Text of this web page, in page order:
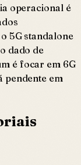
operacional é
5G standalone
dado de
é focar em 6G
pendente em